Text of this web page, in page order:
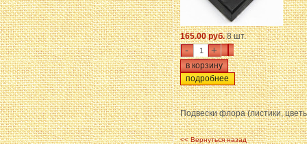
165.00 руб.8 шт.
- +
подробнее
Подвески флора (листики,
<< Вернуться назад